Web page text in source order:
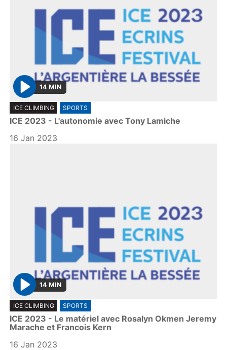
P
l
a
y
14 MIN
ICE CLIMBING SPORTS
ICE 2023 - L'autonomie avec Tony Lamiche
16 Jan 2023
P
l
a
y
14 MIN
ICE CLIMBING SPORTS
ICE 2023 - Le matériel avec Rosalyn Okmen Jeremy
Marache et Francois Kern
16 Jan 2023